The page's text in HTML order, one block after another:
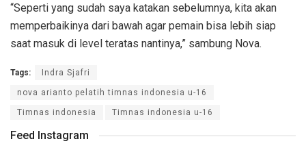
“Seperti yang sudah saya katakan sebelumnya, kita akan
memperbaikinya dari bawah agar pemain bisa lebih siap
saat masuk di level teratas nantinya,” sambung Nova.
Tags: Indra Sjafri
nova arianto pelatih timnas indonesia u-16
Timnas indonesia Timnas indonesia u-16
Feed Instagram